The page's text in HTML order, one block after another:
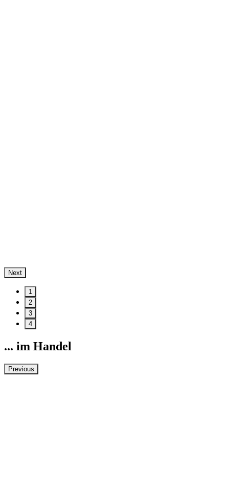
Next
1
2
3
4
... im Handel
Previous